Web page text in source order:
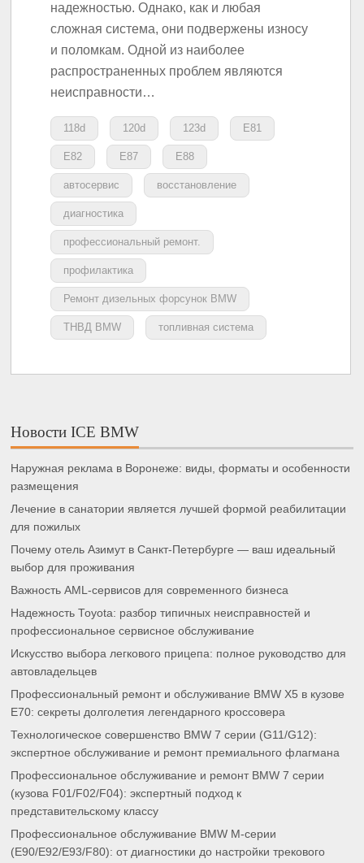
надежностью. Однако, как и любая
сложная система, они подвержены износу
и поломкам. Одной из наиболее
распространенных проблем являются
неисправности…
118d 120d 123d E81
E82 E87 E88
автосервис восстановление
диагностика
профессиональный ремонт.
профилактика
Ремонт дизельных форсунок BMW
ТНВД BMW топливная система
Новости ICE BMW
Наружная реклама в Воронеже: виды, форматы и особенности
размещения
Лечение в санатории является лучшей формой реабилитации
для пожилых
Почему отель Азимут в Санкт-Петербурге — ваш идеальный
выбор для проживания
Важность AML-сервисов для современного бизнеса
Надежность Toyota: разбор типичных неисправностей и
профессиональное сервисное обслуживание
Искусство выбора легкового прицепа: полное руководство для
автовладельцев
Профессиональный ремонт и обслуживание BMW X5 в кузове
E70: секреты долголетия легендарного кроссовера
Технологическое совершенство BMW 7 серии (G11/G12):
экспертное обслуживание и ремонт премиального флагмана
Профессиональное обслуживание и ремонт BMW 7 серии
(кузова F01/F02/F04): экспертный подход к
представительскому классу
Профессиональное обслуживание BMW M-серии
(E90/E92/E93/F80): от диагностики до настройки трекового